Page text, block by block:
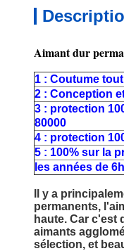
Aimant dur
1 : Coutume
2 : Conception
3 : protection
80000
4 : protection
5 : 100% sur la
les années de
Il y a
permanents,
haute. Car c'est
aimants
sélection, et